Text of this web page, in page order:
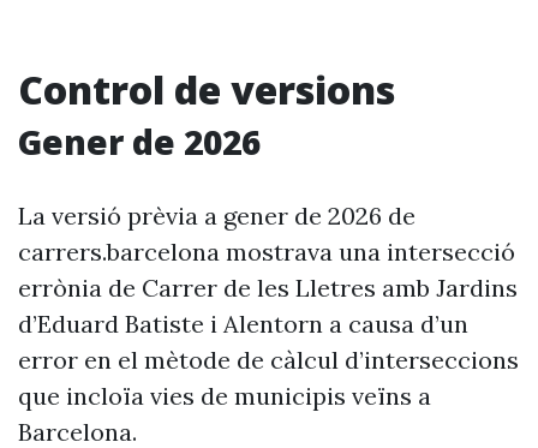
Control de versions
Gener de 2026
La versió prèvia a gener de 2026 de
carrers.barcelona mostrava una intersecció
errònia de Carrer de les Lletres amb Jardins
d’Eduard Batiste i Alentorn a causa d’un
error en el mètode de càlcul d’interseccions
que incloïa vies de municipis veïns a
Barcelona.